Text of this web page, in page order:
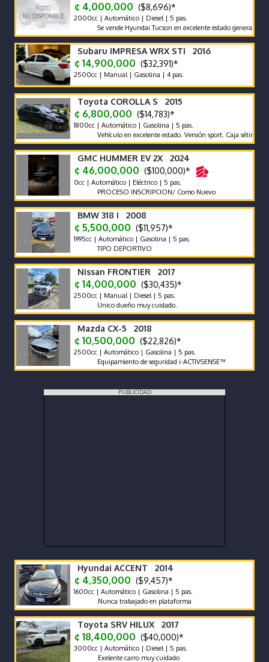
¢ 4,000,000 ($8,696)*
2000cc | Automático | Diesel | 5 pas.
Se vende Hyundai Tucson en excelente estado general. Buena
Subaru IMPRESA WRX STI 2016
¢ 14,900,000 ($32,391)*
2500cc | Manual | Gasolina | 4 pas.
Toyota COROLLA S 2015
¢ 6,800,000 ($14,783)*
1800cc | Automático | Gasolina | 5 pas.
Vehículo en excelente estado. Versión sport. Caja sétima
GMC HUMMER EV 2X 2024
¢ 46,000,000 ($100,000)*
0cc | Automático | Eléctrico | 5 pas.
PROCESO INSCRIPCION/ Como Nuevo
BMW 318 I 2008
¢ 5,500,000 ($11,957)*
1995cc | Automático | Gasolina | 5 pas.
TIPO DEPORTIVO
Nissan FRONTIER 2017
¢ 14,000,000 ($30,435)*
2500cc | Manual | Diesel | 5 pas.
Unico dueño muy cuidado.
Mazda CX-5 2018
¢ 10,500,000 ($22,826)*
2500cc | Automático | Gasolina | 5 pas.
Equipamiento de seguridad i-ACTIVSENSE™
PUBLICIDAD
Hyundai ACCENT 2014
¢ 4,350,000 ($9,457)*
1600cc | Automático | Gasolina | 5 pas.
Nunca trabajado en plataforma
Toyota SRV HILUX 2017
¢ 18,400,000 ($40,000)*
3000cc | Automático | Diesel | 5 pas.
Exelente carro muy cuidado